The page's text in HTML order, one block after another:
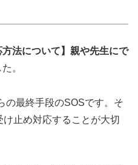
方法について】親や先生にで
。
の最終手段のSOSです。そ
止め対応することが大切